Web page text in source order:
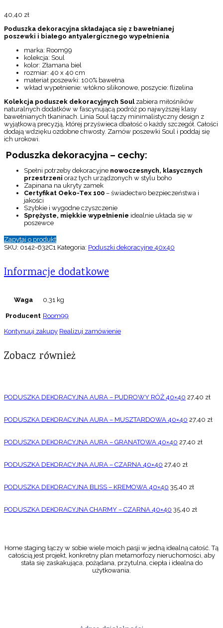
40,40 zł
Poduszka dekoracyjna składająca się z bawełnianej
poszewki i białego antyalergicznego wypełnienia
marka: Room99
kolekcja: Soul
kolor: Złamana biel
rozmiar: 40 x 40 cm
materiał poszewki: 100% bawełna
wkład wypełnienie: włókno silikonowe, poszycie: flizelina
Kolekcja poduszek dekoracyjnych Soulzabiera miłośników
naturalnych dodatków w fascynującą podróż po najwyższej klasy
bawełnianych tkaninach. Linia Soul łączy minimalistyczny design z
wyjątkową precyzją, której przyświeca dbałość o każdy szczegół. Całości
dodają wdzięku ozdobne chwosty. Zamów poszewki Soul i poddaj się
ich urokowi.
Poduszka dekoracyjna – cechy:
Spełni potrzeby dekoracyjne nowoczesnych, klasycznych
przestrzeni oraz tych urządzonych w stylu boho
Zapinana na ukryty zamek
Certyfikat Oeko-Tex 100 – świadectwo bezpieczeństwa i
jakości
Szybkie i wygodne czyszczenie
Sprężyste, miękkie wypełnienie idealnie układa się w
poszewce
Zapytaj o produkt
SKU: 0142-632C1 Kategoria: Poduszki dekoracyjne 40x40
Informacje dodatkowe
Waga 0,31 kg
Producent Room99
Kontynuuj zakupy Realizuj zamówienie
Zobacz również
PODUSZKA DEKORACYJNA AURA – PUDROWY RÓŻ 40×40 27,40 zł
PODUSZKA DEKORACYJNA AURA – MUSZTARDOWA 40×40 27,40 zł
PODUSZKA DEKORACYJNA AURA – GRANATOWA 40×40 27,40 zł
PODUSZKA DEKORACYJNA AURA – CZARNA 40×40 27,40 zł
PODUSZKA DEKORACYJNA BLISS – KREMOWA 40×40 35,40 zł
PODUSZKA DEKORACYJNA CHARMY – CZARNA 40×40 35,40 zł
Home staging łączy w sobie wiele moich pasji w jedną idealną całość. Tą
całością jest projekt, konkretny plan metamorfozy nieruchomości, aby
stała się zaskakująca, pożądana, przytulna, ciepła i idealna do
użytkowania.